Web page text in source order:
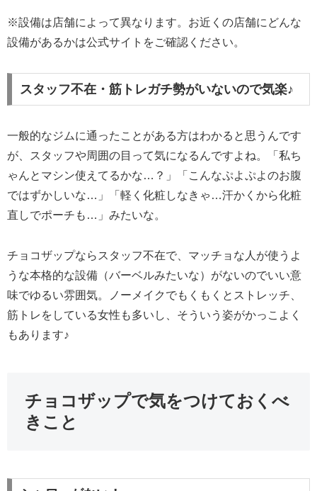
※設備は店舗によって異なります。お近くの店舗にどんな
設備があるかは公式サイトをご確認ください。
スタッフ不在・筋トレガチ勢がいないので気楽♪
一般的なジムに通ったことがある方はわかると思うんです
が、スタッフや周囲の目って気になるんですよね。「私ち
ゃんとマシン使えてるかな…？」「こんなぷよぷよのお腹
ではずかしいな…」「軽く化粧しなきゃ…汗かくから化粧
直しでポーチも…」みたいな。
チョコザップならスタッフ不在で、マッチョな人が使うよ
うな本格的な設備（バーベルみたいな）がないのでいい意
味でゆるい雰囲気。ノーメイクでもくもくとストレッチ、
筋トレをしている女性も多いし、そういう姿がかっこよく
もあります♪
チョコザップで気をつけておくべ
きこと